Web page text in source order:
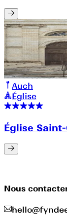
Auch
Église
Église
Nous